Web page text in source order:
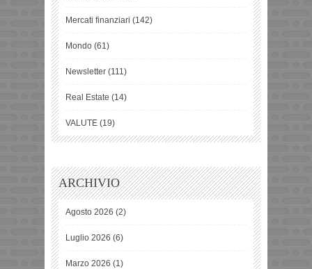
Mercati finanziari (142)
Mondo (61)
Newsletter (111)
Real Estate (14)
VALUTE (19)
ARCHIVIO
Agosto 2026 (2)
Luglio 2026 (6)
Marzo 2026 (1)